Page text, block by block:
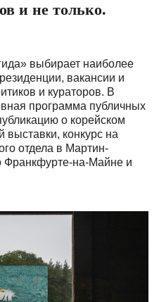
и не только.
выбирает наиболее
вакансии и
и кураторов. В
программа публичных
о корейском
выставки, конкурс на
отдела в Мартин-
Франкфурте-на-Майне и